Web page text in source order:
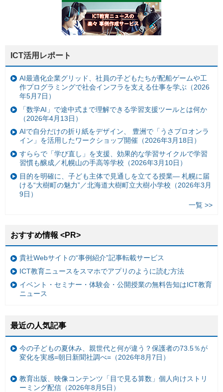
ICT活用レポート
AI最適化企業グリッド、社員の子どもたちが配船ゲームや工
作プログラミングで社会インフラを支える仕事を学ぶ（2026
年5月7日）
「数学AI」で途中式まで理解できる学習支援ツールとは何か
（2026年4月13日）
AIで自分だけの折り紙をデザイン、 豊洲で「うさプロオンラ
イン」を活用したワークショップ開催（2026年3月18日）
すららで「学び直し」を支援、効果的な学習サイクルで学習
習慣も醸成／札幌山の手高等学校（2026年3月10日）
目的を明確に、子ども主体で見通しを立てる授業— 札幌に届
ける“大樹町の魅力”／北海道大樹町立大樹小学校（2026年3月
9日）
一覧 >>
おすすめ情報 <PR>
貴社Webサイトの“事例紹介”記事転載サービス
ICT教育ニュースをスマホでアプリのように読む方法
イベント・セミナー・体験会・公開授業の無料告知はICT教育
ニュース
最近の人気記事
今の子どもの夏休み、親世代と何が違う？保護者の73.5％が
変化を実感=朝日新聞社調べ=（2026年8月7日）
教育出版、映像コンテンツ「目で見る算数」個人向けストリ
ーミング配信（2026年8月5日）